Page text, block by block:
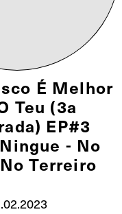
É Melhor
Teu (3a
EP#3
- No
Terreiro